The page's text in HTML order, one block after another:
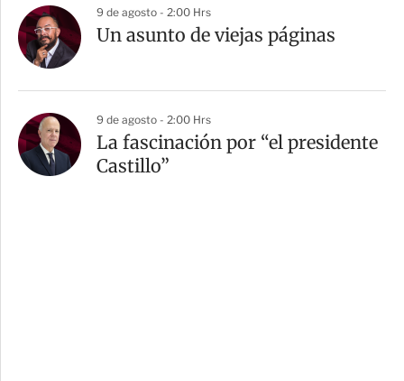
9 de agosto - 2:00 Hrs
Un asunto de viejas páginas
9 de agosto - 2:00 Hrs
La fascinación por “el presidente
Castillo”